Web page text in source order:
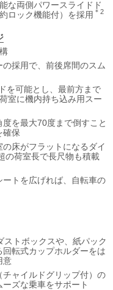
な両側パワースライドド
ロック機能付）を採用 ＊2
採用で、前後席間のスム
を可能とし、最前方まで
室に機内持ち込み用スー
を最大70度まで倒すこと
確保
床がフラットになるダイ
の荷室長で長尺物も積載
トを広げれば、自転車の
トボックスや、紙パック
転式カップホルダーをは
意
ャイルドグリップ付）の
ズな乗車をサポート